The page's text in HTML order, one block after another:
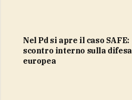
Nel Pd si apre il caso SAFE:
scontro interno sulla difesa
europea